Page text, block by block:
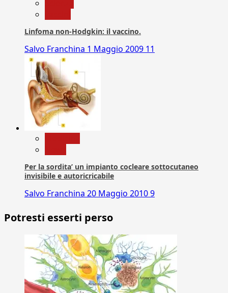
Linfoma non-Hodgkin: il vaccino.
Salvo Franchina 1 Maggio 2009 11
Per la sordita’ un impianto cocleare sottocutaneo
invisibile e autoricricabile
Salvo Franchina 20 Maggio 20109
Potresti esserti perso